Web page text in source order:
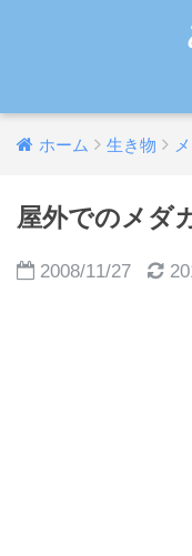
ホーム 生き物
屋外でのメダ
2008/11/27